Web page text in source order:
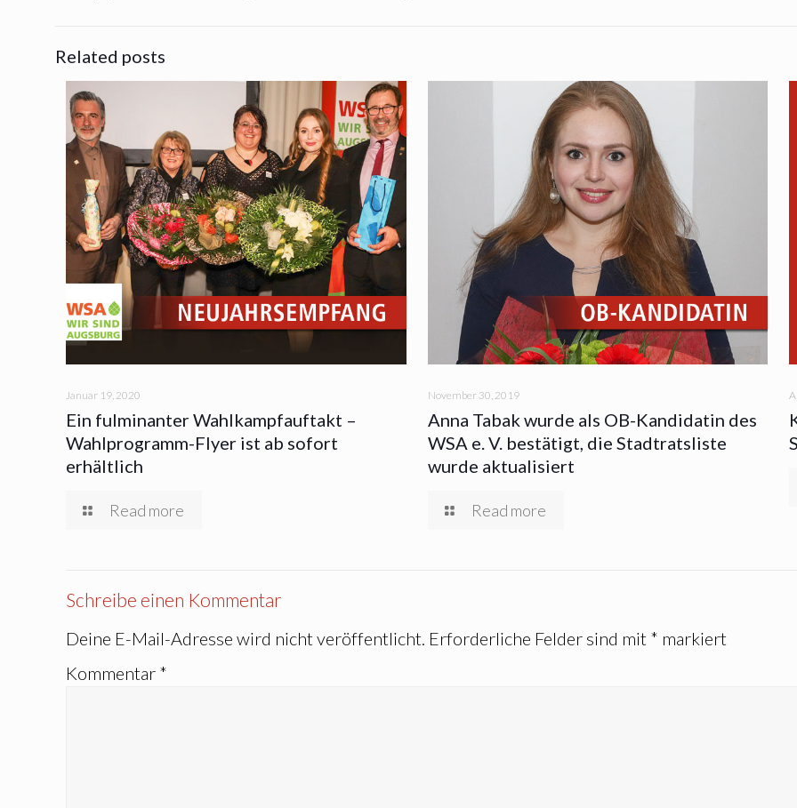
Related posts
Januar 19, 2020
Ein fulminanter Wahlkampfauftakt –
Wahlprogramm-Flyer ist ab sofort
erhältlich
Read more
November 30, 2019
Anna Tabak wurde als OB-Kandidatin des
WSA e. V. bestätigt, die Stadtratsliste
wurde aktualisiert
Read more
Schreibe einen Kommentar
Deine E-Mail-Adresse wird nicht veröffentlicht. Erforderliche Felder sind mit * markiert
Kommentar *